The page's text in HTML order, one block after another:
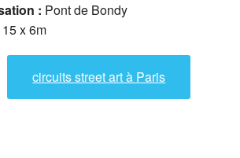
: Pont de Bondy
15 x 6m
circuits street art à Paris